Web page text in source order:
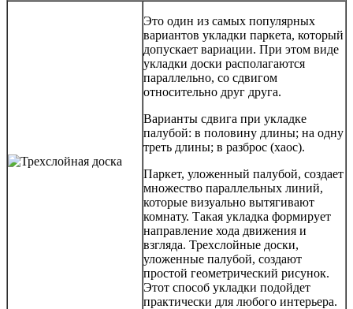
Это один из самых популярных
вариантов укладки паркета, который
допускает вариации. При этом виде
укладки доски располагаются
параллельно, со сдвигом
относительно друг друга.
Варианты сдвига при укладке
палубой: в половину длины; на одну
треть длины; в разброс (хаос).
Паркет, уложенный палубой, создает
множество параллельных линий,
которые визуально вытягивают
комнату. Такая укладка формирует
направление хода движения и
взгляда. Трехслойные доски,
уложенные палубой, создают
простой геометрический рисунок.
Этот способ укладки подойдет
практически для любого интерьера.